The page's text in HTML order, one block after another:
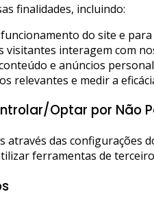
finalidades, incluindo:
do site e
visitantes interagem com
e anúncios
relevantes e medir a
Optar por Não
através das configurações
ferramentas de